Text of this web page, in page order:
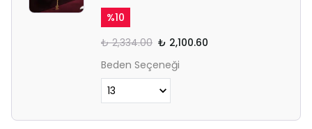
%10
₺ 2,334.00 ₺ 2,100.60
Beden Seçeneği